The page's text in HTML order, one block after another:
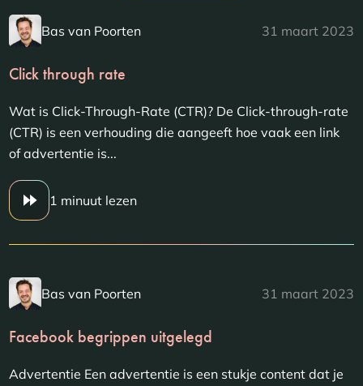
Bas van Poorten 31 maart 2023
Click through rate
Wat is Click-Through-Rate (CTR)? De Click-through-rate
(CTR) is een verhouding die aangeeft hoe vaak een link
of advertentie is...
1 minuut lezen
Bas van Poorten 31 maart 2023
Facebook begrippen uitgelegd
Advertentie Een advertentie is een stukje content dat je